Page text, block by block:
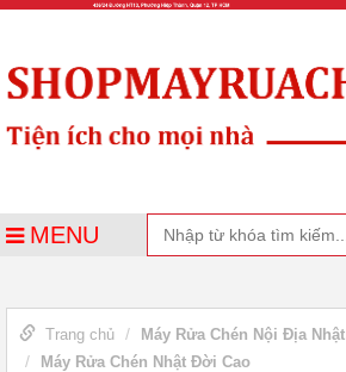
MENU
Trang chủ
Máy Rửa Chén Nội Địa Nhật
Máy Rửa Chén Nhật Đời Cao